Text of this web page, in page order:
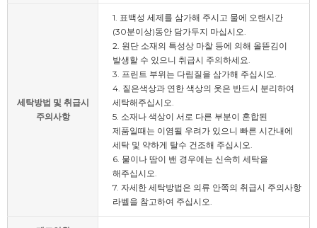
세탁방법 및 취급시
주의사항
1. 표백성 세제를 삼가해 주시고 물에 오랜시간
(30분이상)동안 담가두지 마십시오.
2. 원단 소재의 특성상 마찰 등에 의해 올뜯김이
발생할 수 있으니 취급시 주의하세요.
3. 프린트 부위는 다림질을 삼가해 주십시오.
4. 짙은색상과 연한 색상의 옷은 반드시 분리하여
세탁해주십시오.
5. 소재나 색상이 서로 다른 부분이 혼합된
제품일때는 이염될 우려가 있으니 빠른 시간내에
세탁 및 약하게 탈수 건조해 주십시오.
6. 물이나 땀이 밴 경우에는 신속히 세탁을
해주십시오.
7. 자세한 세탁방법은 의류 안쪽의 취급시 주의사항
라벨을 참고하여 주십시오.